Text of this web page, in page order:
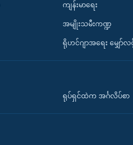
ကျန်းမာရေး
အမျိုးသမီးကဏ္ဍ
ရိုဟင်ဂျာအရေး မျှော်လ
ရုပ်ရှင်ထဲက အင်္ဂလိပ်စာ